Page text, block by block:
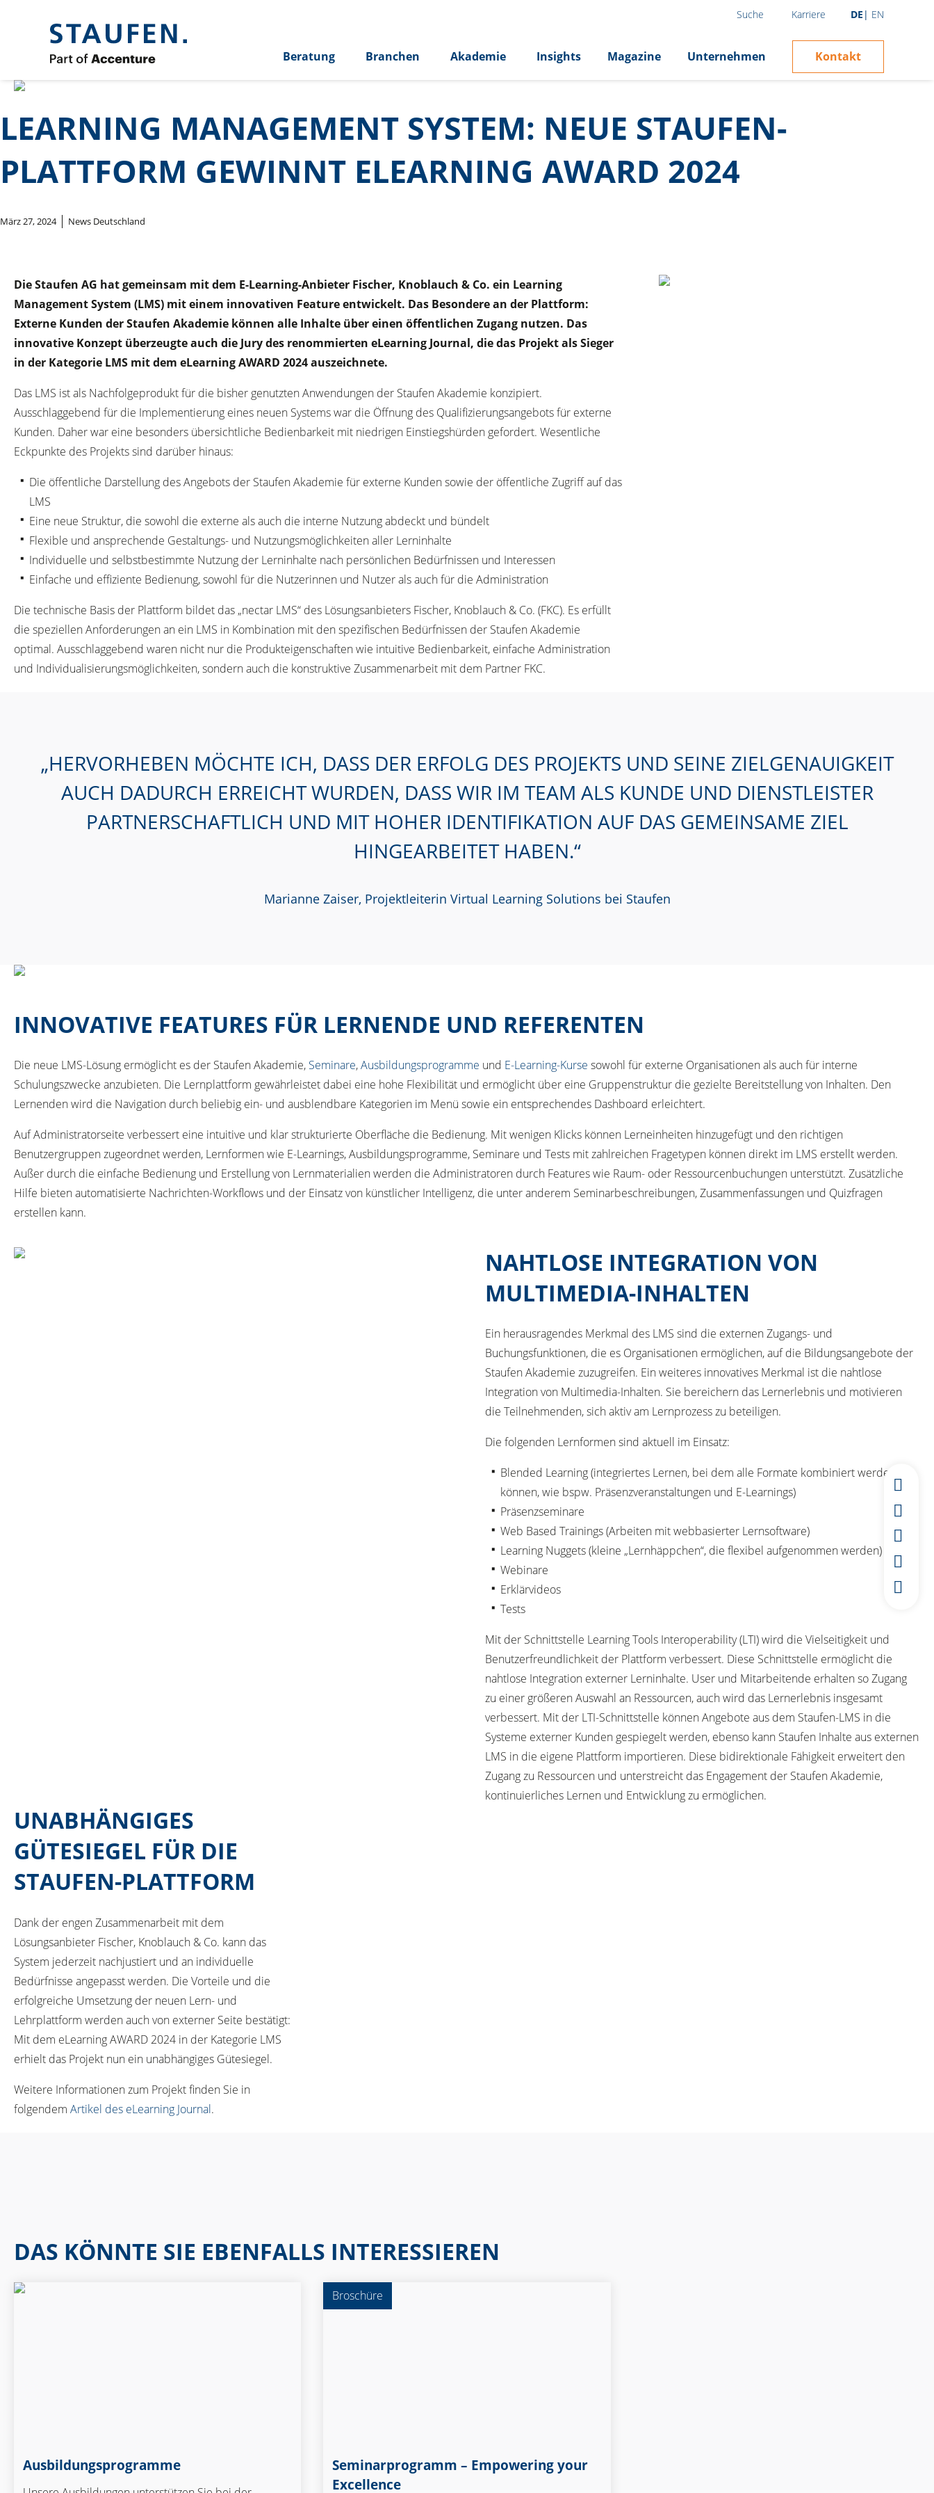
Suche Karriere DE EN
Beratung Branchen Akademie Insights Magazine Unternehmen Kontakt
LEARNING MANAGEMENT SYSTEM: NEUE STAUFEN-
PLATTFORM GEWINNT ELEARNING AWARD 2024
März 27, 2024 News Deutschland
Die Staufen AG hat gemeinsam mit dem E-Learning-Anbieter Fischer, Knoblauch & Co. ein Learning
Management System (LMS) mit einem innovativen Feature entwickelt. Das Besondere an der Plattform:
Externe Kunden der Staufen Akademie können alle Inhalte über einen öffentlichen Zugang nutzen. Das
innovative Konzept überzeugte auch die Jury des renommierten eLearning Journal, die das Projekt als Sieger
in der Kategorie LMS mit dem eLearning AWARD 2024 auszeichnete.
Das LMS ist als Nachfolgeprodukt für die bisher genutzten Anwendungen der Staufen Akademie konzipiert.
Ausschlaggebend für die Implementierung eines neuen Systems war die Öffnung des Qualifizierungsangebots für externe
Kunden. Daher war eine besonders übersichtliche Bedienbarkeit mit niedrigen Einstiegshürden gefordert. Wesentliche
Eckpunkte des Projekts sind darüber hinaus:
Die öffentliche Darstellung des Angebots der Staufen Akademie für externe Kunden sowie der öffentliche Zugriff auf das
LMS
Eine neue Struktur, die sowohl die externe als auch die interne Nutzung abdeckt und bündelt
Flexible und ansprechende Gestaltungs- und Nutzungsmöglichkeiten aller Lerninhalte
Individuelle und selbstbestimmte Nutzung der Lerninhalte nach persönlichen Bedürfnissen und Interessen
Einfache und effiziente Bedienung, sowohl für die Nutzerinnen und Nutzer als auch für die Administration
Die technische Basis der Plattform bildet das „nectar LMS“ des Lösungsanbieters Fischer, Knoblauch & Co. (FKC). Es erfüllt
die speziellen Anforderungen an ein LMS in Kombination mit den spezifischen Bedürfnissen der Staufen Akademie
optimal. Ausschlaggebend waren nicht nur die Produkteigenschaften wie intuitive Bedienbarkeit, einfache Administration
und Individualisierungsmöglichkeiten, sondern auch die konstruktive Zusammenarbeit mit dem Partner FKC.
HERVORHEBEN MÖCHTE ICH, DASS DER ERFOLG DES PROJEKTS UND SEINE ZIELGENAUIGKEIT
AUCH DADURCH ERREICHT WURDEN, DASS WIR IM TEAM ALS KUNDE UND DIENSTLEISTER
PARTNERSCHAFTLICH UND MIT HOHER IDENTIFIKATION AUF DAS GEMEINSAME ZIEL
HINGEARBEITET HABEN.
Marianne Zaiser, Projektleiterin Virtual Learning Solutions bei Staufen
INNOVATIVE FEATURES FÜR LERNENDE UND REFERENTEN
Die neue LMS-Lösung ermöglicht es der Staufen Akademie, Seminare,Ausbildungsprogramme und E-Learning-Kurse sowohl für externe Organisationen als auch für interne
Schulungszwecke anzubieten. Die Lernplattform gewährleistet dabei eine hohe Flexibilität und ermöglicht über eine Gruppenstruktur die gezielte Bereitstellung von Inhalten. Den
Lernenden wird die Navigation durch beliebig ein- und ausblendbare Kategorien im Menü sowie ein entsprechendes Dashboard erleichtert.
Auf Administratorseite verbessert eine intuitive und klar strukturierte Oberfläche die Bedienung. Mit wenigen Klicks können Lerneinheiten hinzugefügt und den richtigen
Benutzergruppen zugeordnet werden, Lernformen wie E-Learnings, Ausbildungsprogramme, Seminare und Tests mit zahlreichen Fragetypen können direkt im LMS erstellt werden.
Außer durch die einfache Bedienung und Erstellung von Lernmaterialien werden die Administratoren durch Features wie Raum- oder Ressourcenbuchungen unterstützt. Zusätzliche
Hilfe bieten automatisierte Nachrichten-Workflows und der Einsatz von künstlicher Intelligenz, die unter anderem Seminarbeschreibungen, Zusammenfassungen und Quizfragen
erstellen kann.
NAHTLOSE INTEGRATION VON
MULTIMEDIA-INHALTEN
Ein herausragendes Merkmal des LMS sind die externen Zugangs- und
Buchungsfunktionen, die es Organisationen ermöglichen, auf die Bildungsangebote der
Staufen Akademie zuzugreifen. Ein weiteres innovatives Merkmal ist die nahtlose
Integration von Multimedia-Inhalten. Sie bereichern das Lernerlebnis und motivieren
die Teilnehmenden, sich aktiv am Lernprozess zu beteiligen.
Die folgenden Lernformen sind aktuell im Einsatz:
Blended Learning (integriertes Lernen, bei dem alle Formate kombiniert werden
können, wie bspw. Präsenzveranstaltungen und E-Learnings)
Präsenzseminare
Web Based Trainings (Arbeiten mit webbasierter Lernsoftware)
Learning Nuggets (kleine „Lernhäppchen“, die flexibel aufgenommen werden)
Webinare
Erklärvideos
Tests
Mit der Schnittstelle Learning Tools Interoperability (LTI) wird die Vielseitigkeit und
Benutzerfreundlichkeit der Plattform verbessert. Diese Schnittstelle ermöglicht die
nahtlose Integration externer Lerninhalte. User und Mitarbeitende erhalten so Zugang
zu einer größeren Auswahl an Ressourcen, auch wird das Lernerlebnis insgesamt
verbessert. Mit der LTI-Schnittstelle können Angebote aus dem Staufen-LMS in die
Systeme externer Kunden gespiegelt werden, ebenso kann Staufen Inhalte aus externen
LMS in die eigene Plattform importieren. Diese bidirektionale Fähigkeit erweitert den
Zugang zu Ressourcen und unterstreicht das Engagement der Staufen Akademie,
kontinuierliches Lernen und Entwicklung zu ermöglichen.
UNABHÄNGIGES
GÜTESIEGEL FÜR DIE
STAUFEN-PLATTFORM
Dank der engen Zusammenarbeit mit dem
Lösungsanbieter Fischer, Knoblauch & Co. kann das
System jederzeit nachjustiert und an individuelle
Bedürfnisse angepasst werden. Die Vorteile und die
erfolgreiche Umsetzung der neuen Lern- und
Lehrplattform werden auch von externer Seite bestätigt:
Mit dem eLearning AWARD 2024 in der Kategorie LMS
erhielt das Projekt nun ein unabhängiges Gütesiegel.
Weitere Informationen zum Projekt finden Sie in
folgendem Artikel des eLearning Journal.
DAS KÖNNTE SIE EBENFALLS INTERESSIEREN
Ausbildungs­programme
Broschüre
Seminarprogramm – Empowering your
Excellence